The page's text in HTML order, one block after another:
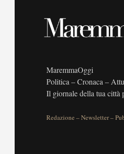
MaremmaOggi
Politica – Cronaca –
Il giornale della tua città
Redazione –Newsletter–